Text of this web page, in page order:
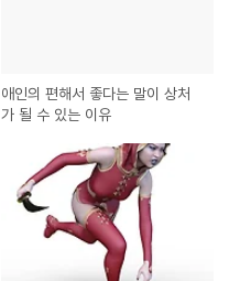
애인의 편해서 좋다는 말이 상처
가 될 수 있는 이유